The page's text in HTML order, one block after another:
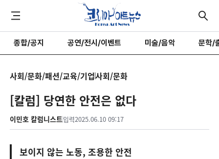
종합/공지 공연/전시/이벤트 미술/음악 문학/
사회/문화/패션/교육/기업사회/문화
[칼럼] 당연한 안전은 없다
이민호 칼럼니스트입력2025.06.10 09:17
보이지 않는 노동, 조용한 안전